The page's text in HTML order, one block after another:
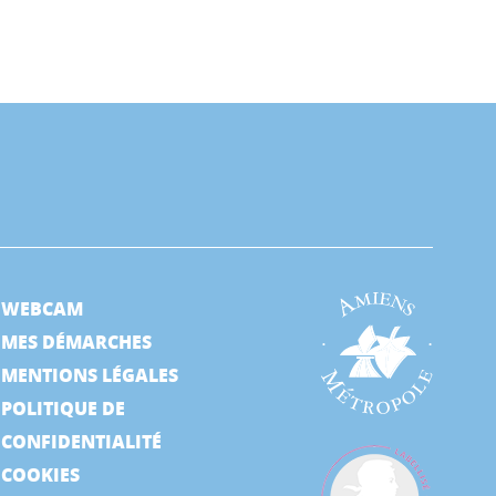
WEBCAM
MES DÉMARCHES
MENTIONS LÉGALES
POLITIQUE DE
CONFIDENTIALITÉ
COOKIES